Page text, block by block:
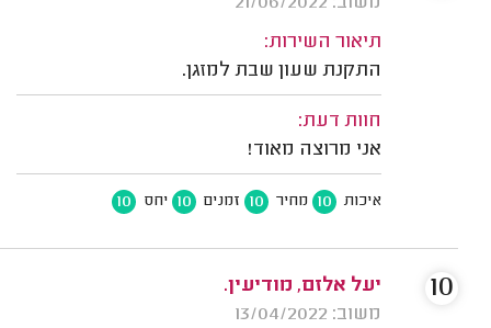
תיאור השירות:
התקנת שעון שבת למזגן.
חוות דעת:
אני מרוצה מאוד!
איכות 10 מחיר 10 זמנים 10 יחס 10
יעל אלזם, מודיעין.
משוב: 13/04/2022
10